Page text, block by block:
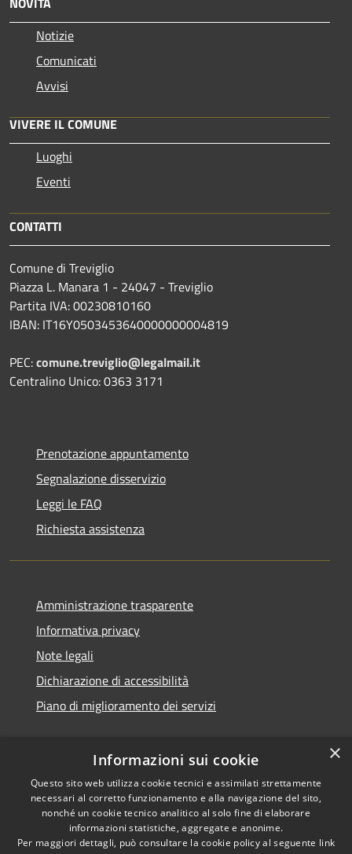
Notizie
Comunicati
Avvisi
VIVERE IL COMUNE
Luoghi
Eventi
CONTATTI
Comune di Treviglio
Piazza L. Manara 1 - 24047 - Treviglio
Partita IVA: 00230810160
IBAN: IT16Y0503453640000000004819
PEC:comune.treviglio@legalmail.it
Centralino Unico: 0363 3171
Prenotazione appuntamento
Segnalazione disservizio
Leggi le FAQ
Richiesta assistenza
Amministrazione trasparente
Informativa privacy
Note legali
Dichiarazione di accessibilità
Piano di miglioramento dei servizi
RSS
Accessibilità
Privacy
Cookie
Copyright © 2026 • Comune di
Treviglio • Powered by
Municipium•Accesso
redazione
×
Informazioni sui cookie
Questo sito web utilizza cookie tecnici e assimilati strettamente
necessari al corretto funzionamento e alla navigazione del sito,
nonché un cookie tecnico analitico al solo fine di elaborare
informazioni statistiche, aggregate e anonime.
Per maggiori dettagli, può consultare la cookie policy al seguente link